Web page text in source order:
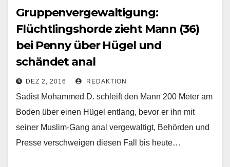
Gruppenvergewaltigung:
Flüchtlingshorde zieht Mann (36)
bei Penny über Hügel und
schändet anal
DEZ 2, 2016 REDAKTION
Sadist Mohammed D. schleift den Mann 200 Meter am
Boden über einen Hügel entlang, bevor er ihn mit
seiner Muslim-Gang anal vergewaltigt, Behörden und
Presse verschweigen diesen Fall bis heute…